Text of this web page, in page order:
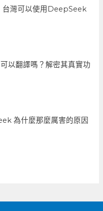
台灣可以使用DeepSeek
以翻譯嗎？解密其真實功
為什麼那麼厲害的原因